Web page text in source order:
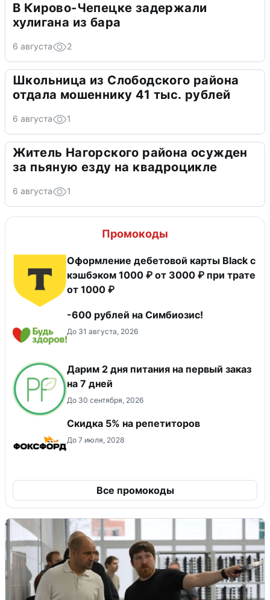
В Кирово-Чепецке задержали
хулигана из бара
6 августа 2
Школьница из Слободского района
отдала мошеннику 41 тыс. рублей
6 августа 1
Житель Нагорского района осужден
за пьяную езду на квадроцикле
6 августа 1
Промокоды
Оформление дебетовой карты Black с
кэшбэком 1000 ₽ от 3000 ₽ при трате
от 1000 ₽
-600 рублей на Симбиозис!
До 31 августа, 2026
Дарим 2 дня питания на первый заказ
на 7 дней
До 30 сентября, 2026
Скидка 5% на репетиторов
До 7 июля, 2028
Все промокоды